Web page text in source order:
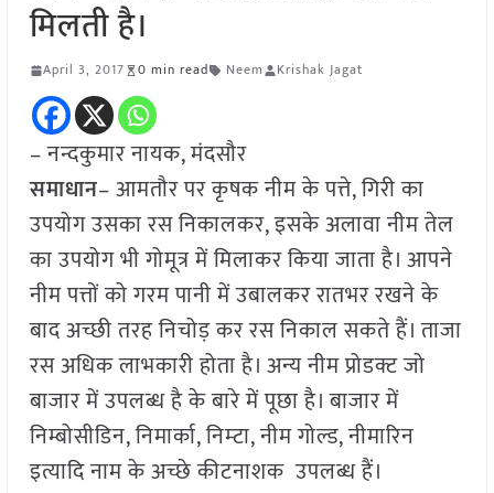
मिलती है।
April 3, 2017 0 min read Neem Krishak Jagat
– नन्दकुमार नायक, मंदसौर
समाधान– आमतौर पर कृषक नीम के पत्ते, गिरी का
उपयोग उसका रस निकालकर, इसके अलावा नीम तेल
का उपयोग भी गोमूत्र में मिलाकर किया जाता है। आपने
नीम पत्तों को गरम पानी में उबालकर रातभर रखने के
बाद अच्छी तरह निचोड़ कर रस निकाल सकते हैं। ताजा
रस अधिक लाभकारी होता है। अन्य नीम प्रोडक्ट जो
बाजार में उपलब्ध है के बारे में पूछा है। बाजार में
निम्बोसीडिन, निमार्का, निम्टा, नीम गोल्ड, नीमारिन
इत्यादि नाम के अच्छे कीटनाशक उपलब्ध हैं।